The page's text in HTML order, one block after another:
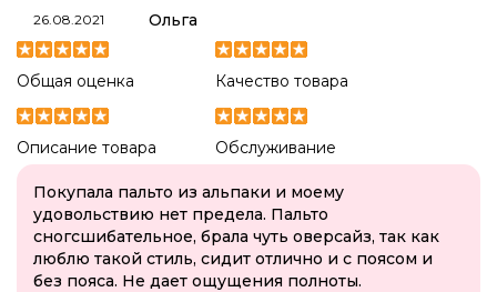
26.08.2021 Ольга
Общая оценка Качество товара
Описание товара Обслуживание
Покупала пальто из альпаки и моему
удовольствию нет предела. Пальто
сногсшибательное, брала чуть оверсайз, так как
люблю такой стиль, сидит отлично и с поясом и
без пояса. Не дает ощущения полноты.